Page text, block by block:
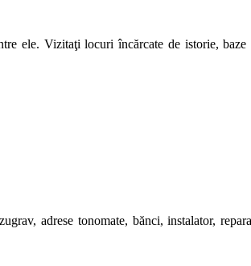
ele. Vizitaţi locuri încărcate de istorie,
adrese tonomate, bănci, instalator,